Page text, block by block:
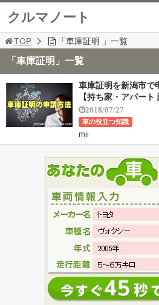
クルマノート
TOP 「車庫証明 」一覧
「車庫証明」一覧
車庫証明を新潟市で
【持ち家・アパート
2018/07/27
車の役立つ知識
mii